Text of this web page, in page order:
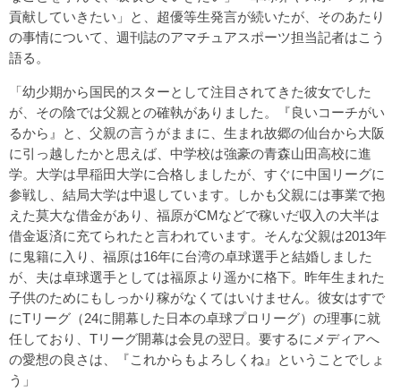
貢献していきたい」と、超優等生発言が続いたが、そのあたり
の事情について、週刊誌のアマチュアスポーツ担当記者はこう
語る。
「幼少期から国民的スターとして注目されてきた彼女でした
が、その陰では父親との確執がありました。『良いコーチがい
るから』と、父親の言うがままに、生まれ故郷の仙台から大阪
に引っ越したかと思えば、中学校は強豪の青森山田高校に進
学。大学は早稲田大学に合格しましたが、すぐに中国リーグに
参戦し、結局大学は中退しています。しかも父親には事業で抱
えた莫大な借金があり、福原がCMなどで稼いだ収入の大半は
借金返済に充てられたと言われています。そんな父親は2013年
に鬼籍に入り、福原は16年に台湾の卓球選手と結婚しました
が、夫は卓球選手としては福原より遥かに格下。昨年生まれた
子供のためにもしっかり稼がなくてはいけません。彼女はすで
にTリーグ（24に開幕した日本の卓球プロリーグ）の理事に就
任しており、Tリーグ開幕は会見の翌日。要するにメディアへ
の愛想の良さは、『これからもよろしくね』ということでしょ
う」